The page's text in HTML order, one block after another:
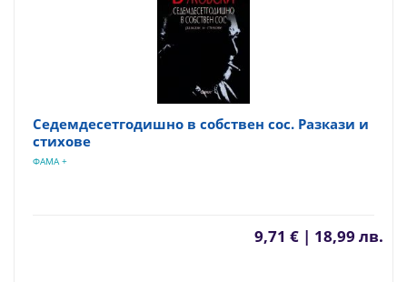
Седемдесетгодишно в собствен сос. Разкази и
стихове
ФАМА +
9,71 € | 18,99 лв.